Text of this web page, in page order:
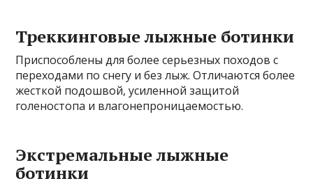
Треккинговые лыжные ботинки
Приспособлены для более серьезных походов с
переходами по снегу и без лыж. Отличаются более
жесткой подошвой, усиленной защитой
голеностопа и влагонепроницаемостью.
Экстремальные лыжные
ботинки